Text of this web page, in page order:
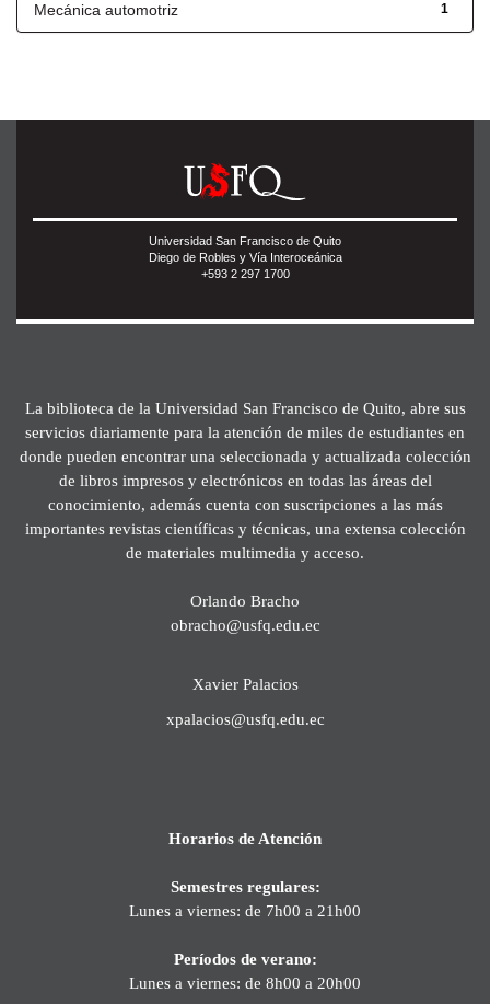
1
Mecánica automotriz
Universidad San Francisco de Quito
Diego de Robles y Vía Interoceánica
+593 2 297 1700
La biblioteca de la Universidad San Francisco de Quito, abre sus
servicios diariamente para la atención de miles de estudiantes en
donde pueden encontrar una seleccionada y actualizada colección
de libros impresos y electrónicos en todas las áreas del
conocimiento, además cuenta con suscripciones a las más
importantes revistas científicas y técnicas, una extensa colección
de materiales multimedia y acceso.
Orlando Bracho
obracho@usfq.edu.ec
Xavier Palacios
xpalacios@usfq.edu.ec
Horarios de Atención
Semestres regulares:
Lunes a viernes: de 7h00 a 21h00
Períodos de verano:
Lunes a viernes: de 8h00 a 20h00